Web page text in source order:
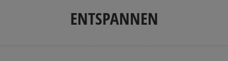
ENTSPANNEN